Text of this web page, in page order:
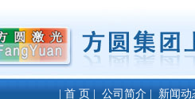
首 页 公司简介 新闻动